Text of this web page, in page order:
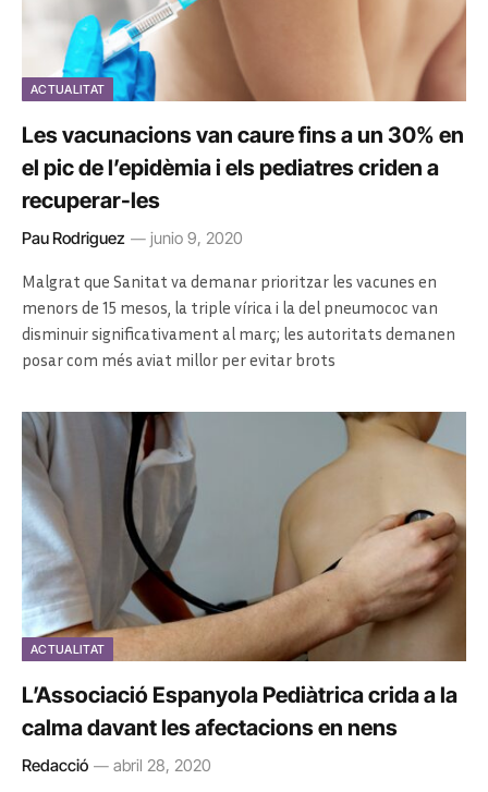
ACTUALITAT
Les vacunacions van caure fins a un 30% en
el pic de l’epidèmia i els pediatres criden a
recuperar-les
Pau Rodriguez junio 9, 2020
Malgrat que Sanitat va demanar prioritzar les vacunes en
menors de 15 mesos, la triple vírica i la del pneumococ van
disminuir significativament al març; les autoritats demanen
posar com més aviat millor per evitar brots
ACTUALITAT
L’Associació Espanyola Pediàtrica crida a la
calma davant les afectacions en nens
Redacció abril 28, 2020